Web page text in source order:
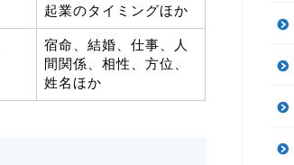
起業のタイミングほか
宿命、結婚、仕事、人
間関係、相性、方位、
姓名ほか